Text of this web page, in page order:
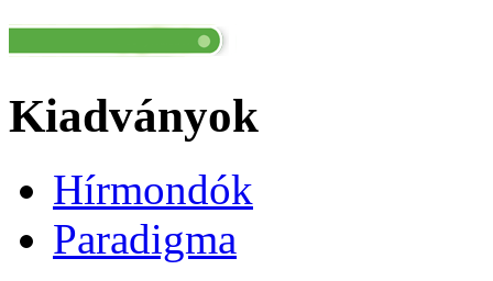
Kiadványok
Hírmondók
Paradigma